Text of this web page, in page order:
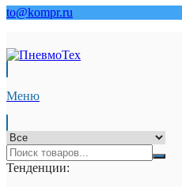
to@kompr.ru
Меню
Тенденции: